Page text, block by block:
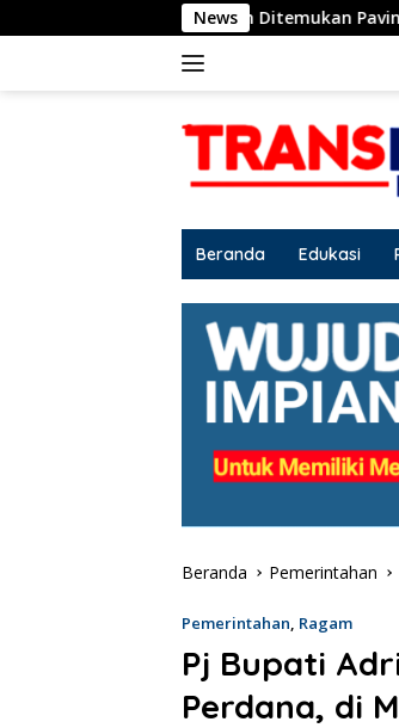
ke
News
sudah Ditemukan Paving Pecah-pecah,
Beranda Edukasi
Beranda Pemerintahan
Pemerintahan, Ragam
Pj Bupati
Perdana, di